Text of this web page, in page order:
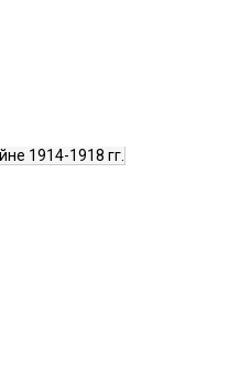
1914-1918 гг.